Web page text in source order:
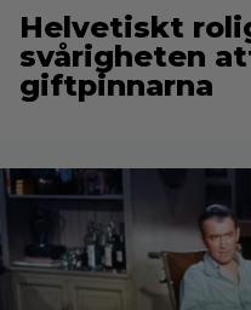
Helvetiskt
svårigheten
giftpinnarna